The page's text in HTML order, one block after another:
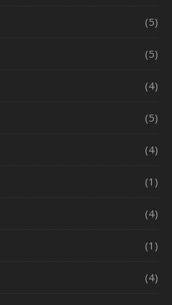
(5)
(5)
(4)
(5)
(4)
(1)
(4)
(1)
(4)